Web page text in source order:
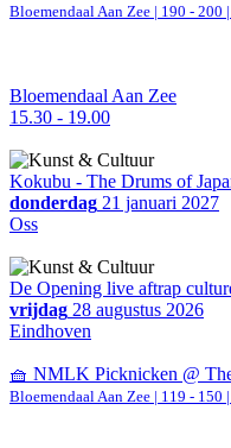
Bloemendaal Aan Zee | 190 - 200
Bloemendaal Aan Zee
15.30 - 19.00
Kokubu - The Drums of
donderdag 21 januari 2027
Oss
De Opening live aftrap
vrijdag 28 augustus 2026
Eindhoven
🧺 NMLK Picknicken @
Bloemendaal Aan Zee | 119 - 150